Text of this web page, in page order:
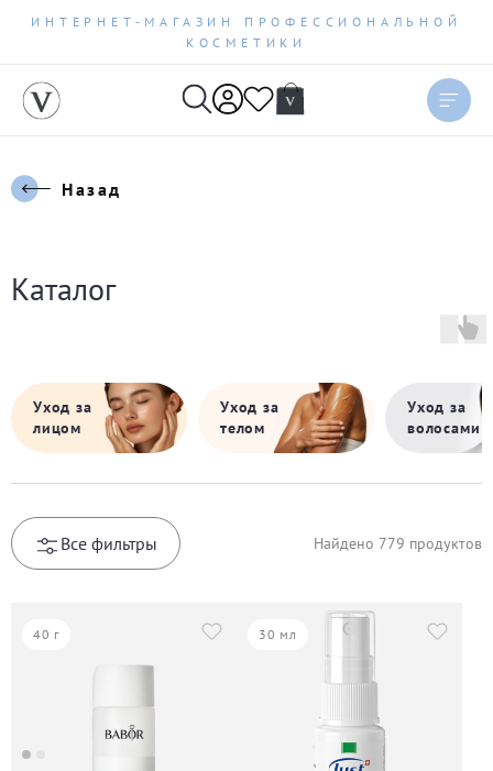
ИНТЕРНЕТ-МАГАЗИН ПРОФЕССИОНАЛЬНОЙ
КОСМЕТИКИ
Назад
Каталог
Уход за
лицом
Уход за
телом
Уход за
волосами
Все фильтры Найдено 779 продуктов
40 г 30 мл